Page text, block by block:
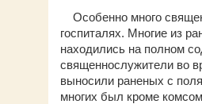
Особенно много
госпиталях. Многие из
находились на полном
священнослужители во
выносили раненых с
многих был кроме